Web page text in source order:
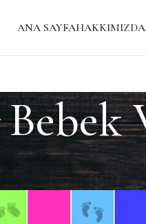
ANA SAYFAHAKKIMIZDA
Bebek
Sayfa/ Bebek Ve Çocuk Sağlığı